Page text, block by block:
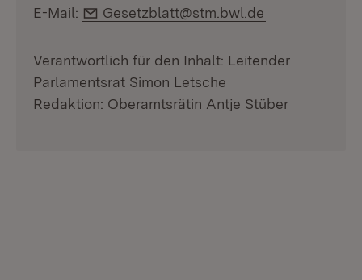
E-Mail:
E-Mail:
Gesetzblatt@stm.bwl.de
Verantwortlich für den Inhalt: Leitender
Parlamentsrat Simon Letsche
Redaktion: Oberamtsrätin Antje Stüber